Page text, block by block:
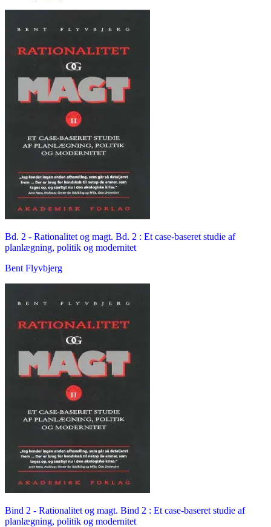
Bd. 2 - Rationalitet og magt. Bd. 2 : Et case-baseret studie af
planlægning, politik og modernitet
Bent Flyvbjerg
Bind 2 - Rationalitet og magt. Bind 2 : Et case-baseret studie af
planlægning, politik og modernitet